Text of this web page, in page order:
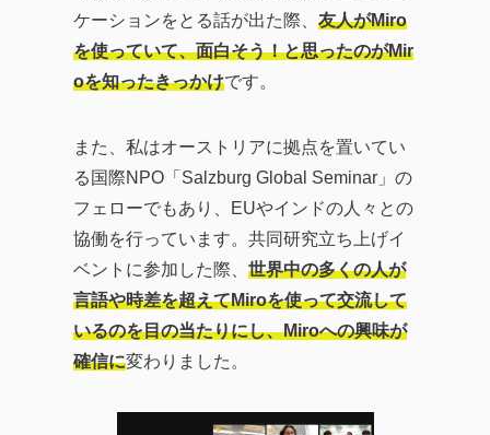
ケーションをとる話が出た際、 友人がMiro
を使っていて、面白そう！と思ったのがMir
oを知ったきっかけです。
また、私はオーストリアに拠点を置いてい
る国際NPO「Salzburg Global Seminar」の
フェローでもあり、EUやインドの人々との
協働を行っています。共同研究立ち上げイ
ベントに参加した際、 世界中の多くの人が
言語や時差を超えてMiroを使って交流して
いるのを目の当たりにし、Miroへの興味が
確信に変わりました。